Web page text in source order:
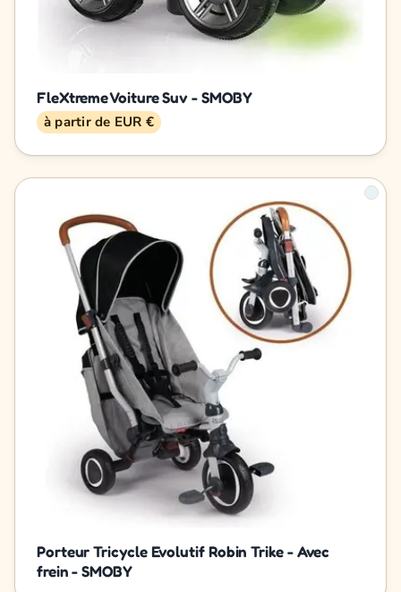
FleXtreme Voiture Suv - SMOBY
à partir de EUR €
Porteur Tricycle Evolutif Robin Trike - Avec
frein - SMOBY